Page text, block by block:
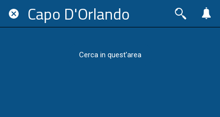
Capo D'Orlando
Cerca in quest'area